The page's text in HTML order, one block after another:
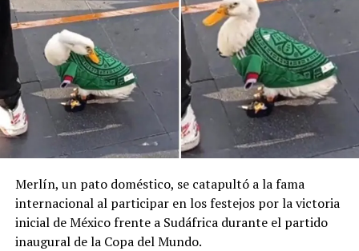
Me gusta esto:
Merlín, un pato doméstico, se catapultó a la fama
internacional al participar en los festejos por la victoria
inicial de México frente a Sudáfrica durante el partido
inaugural de la Copa del Mundo.